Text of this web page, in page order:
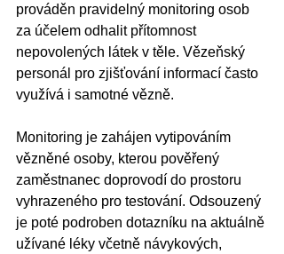
prováděn pravidelný monitoring osob
za účelem odhalit přítomnost
nepovolených látek v těle. Vězeňský
personál pro zjišťování informací často
využívá i samotné vězně.
Monitoring je zahájen vytipováním
vězněné osoby, kterou pověřený
zaměstnanec doprovodí do prostoru
vyhrazeného pro testování. Odsouzený
je poté podroben dotazníku na aktuálně
užívané léky včetně návykových,